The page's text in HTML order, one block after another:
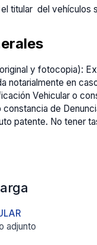
titular del
y fotocopia):
notarialmente en
Vehicular o
constancia de
patente. No tener
adjunto